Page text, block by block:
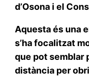
d’Osona i el
Aquesta és una
s’ha focalitzat
que pot semblar
distància per